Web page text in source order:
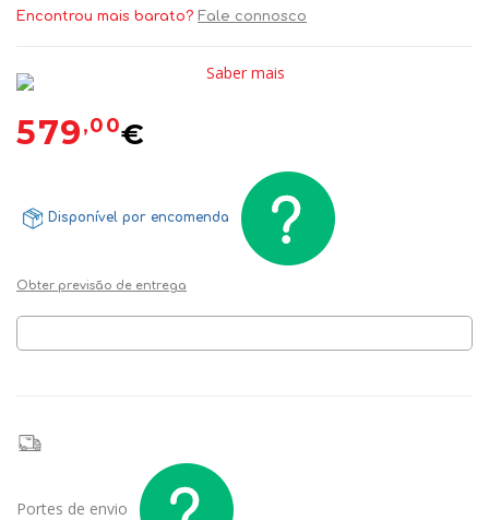
Encontrou mais barato? Fale connosco
Saber mais
579,00€
Disponível por encomenda
Obter previsão de entrega
Portes de envio